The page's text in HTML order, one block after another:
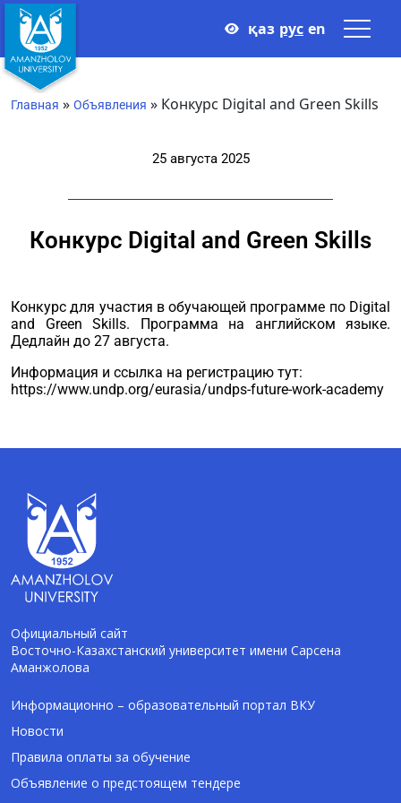
қаз рус en
Главная » Объявления » Конкурс Digital and Green Skills
25 августа 2025
Конкурс Digital and Green Skills
Конкурс для участия в обучающей программе по Digital
and Green Skills. Программа на английском языке.
Дедлайн до 27 августа.
Информация и ссылка на регистрацию тут:
https://www.undp.org/eurasia/undps-future-work-academy
Официальный сайт
Восточно-Казахстанский университет имени Сарсена
Аманжолова
Информационно – образовательный портал ВКУ
Новости
Правила оплаты за обучение
Объявление о предстоящем тендере
Помощник Amanzholov University
Здравствуйте! Я AI-Talapker — помощник
ВКУ им. Сарсена Аманжолова (ВКУ). Отвечу
на вопросы о поступлении в бакалавриат,